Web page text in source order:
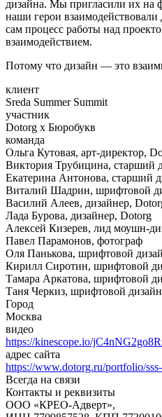
дизайна. Мы пригласили их на
наши герои взаимодействовали
сам процесс работы над
взаимодействием.
Потому что дизайн — это
клиент
Sreda Summer Summit
участник
Dotorg x Бюробукв
команда
Ольга Кутовая, арт-директор,
Виктория Трубицина, старший
Екатерина Антонова, старший
Виталий Шадрин, шрифтовой
Василий Алеев, дизайнер,
Лада Бурова, дизайнер, Dotorg
Алексей Кизерев, лид моушн-
Павел Парамонов, фотограф
Оля Панькова, шрифтовой
Кирилл Сиротин, шрифтовой
Тамара Аркатова, шрифтовой
Таня Черкиз, шрифтовой
Город
Москва
видео
https://kinescope.io/
адрес сайта
https://www.dotorg.ru/portfolio/
Всегда на связи
Контакты и реквизиты
ООО «КРЕО‐Адверт»,